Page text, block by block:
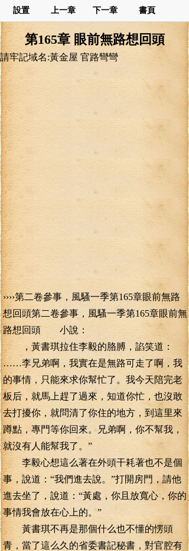
設置 上一章 下一章 書頁
第165章 眼前無路想回頭
請牢記域名:黃金屋 官路彎彎
››››第二卷參事，風騷一季第165章眼前無路
想回頭第二卷參事，風騷一季第165章眼前無
路想回頭 小說：
，黃書琪拉住李毅的胳膊，諂笑道：
……李兄弟啊，我實在是無路可走了啊，我
的事情，只能來求你幫忙了。我今天陪完老
板后，就馬上趕了過來，知道你忙，也沒敢
去打擾你，就問清了你住的地方，到這里來
蹲點，專門等你回來。兄弟啊，你不幫我，
就沒有人能幫我了。”
李毅心想這么著在外頭干耗著也不是個
事，說道：“我們進去說。”打開房門，請他
進去坐了，說道：“黃處，你且放寬心，你的
事情我會放在心上的。”
黃書琪不再是那個什么也不懂的愣頭
青，當了這么久的省委書記秘書，對官腔有